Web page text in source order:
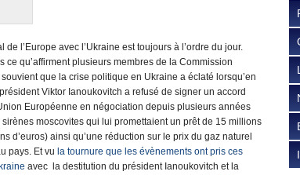
de l’Europe avec l’Ukraine est toujours à l’ordre du jour.
ce qu’affirment plusieurs membres de la Commission
que la crise politique en Ukraine a éclaté lorsqu’en
Viktor Ianoukovitch a refusé de signer un accord
Européenne en négociation depuis plusieurs années
moscovites qui lui promettaient un prêt de 15 millions
d’euros) ainsi qu’une réduction sur le prix du gaz naturel
pays. Et vu la tournure que les évènements ont pris ces
avec la destitution du président Ianoukovitch et la